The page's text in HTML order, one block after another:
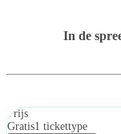
In de
Prijs
Gratis1 tickettype